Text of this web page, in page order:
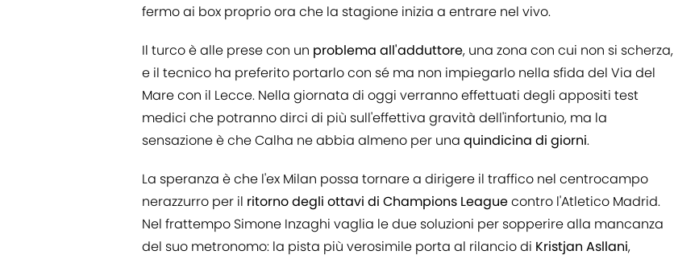
fermo ai box proprio ora che la stagione inizia a entrare nel vivo.
Il turco è alle prese con un problema all'adduttore, una zona con cui non si scherza,
e il tecnico ha preferito portarlo con sé ma non impiegarlo nella sfida del Via del
Mare con il Lecce. Nella giornata di oggi verranno effettuati degli appositi test
medici che potranno dirci di più sull'effettiva gravità dell'infortunio, ma la
sensazione è che Calha ne abbia almeno per una quindicina di giorni.
La speranza è che l'ex Milan possa tornare a dirigere il traffico nel centrocampo
nerazzurro per il ritorno degli ottavi di Champions Leaguecontro l'Atletico Madrid.
Nel frattempo Simone Inzaghi vaglia le due soluzioni per sopperire alla mancanza
del suo metronomo: la pista più verosimile porta al rilancio di Kristjan Asllani,